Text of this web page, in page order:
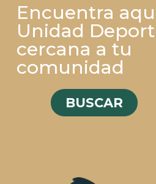
Encuentra
Unidad
cercana a tu
comunidad
BUSCAR